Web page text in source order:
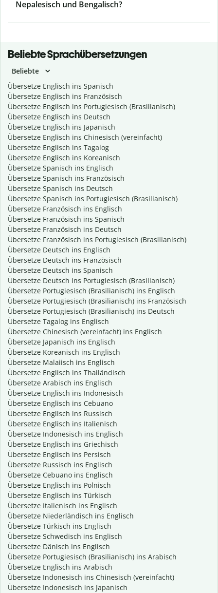
Nepalesisch und Bengalisch?
Beliebte Sprachübersetzungen
Beliebte
Übersetze Englisch ins Spanisch
Übersetze Englisch ins Französisch
Übersetze Englisch ins Portugiesisch (Brasilianisch)
Übersetze Englisch ins Deutsch
Übersetze Englisch ins Japanisch
Übersetze Englisch ins Chinesisch (vereinfacht)
Übersetze Englisch ins Tagalog
Übersetze Englisch ins Koreanisch
Übersetze Spanisch ins Englisch
Übersetze Spanisch ins Französisch
Übersetze Spanisch ins Deutsch
Übersetze Spanisch ins Portugiesisch (Brasilianisch)
Übersetze Französisch ins Englisch
Übersetze Französisch ins Spanisch
Übersetze Französisch ins Deutsch
Übersetze Französisch ins Portugiesisch (Brasilianisch)
Übersetze Deutsch ins Englisch
Übersetze Deutsch ins Französisch
Übersetze Deutsch ins Spanisch
Übersetze Deutsch ins Portugiesisch (Brasilianisch)
Übersetze Portugiesisch (Brasilianisch) ins Englisch
Übersetze Portugiesisch (Brasilianisch) ins Französisch
Übersetze Portugiesisch (Brasilianisch) ins Deutsch
Übersetze Tagalog ins Englisch
Übersetze Chinesisch (vereinfacht) ins Englisch
Übersetze Japanisch ins Englisch
Übersetze Koreanisch ins Englisch
Übersetze Malaiisch ins Englisch
Übersetze Englisch ins Thailändisch
Übersetze Arabisch ins Englisch
Übersetze Englisch ins Indonesisch
Übersetze Englisch ins Cebuano
Übersetze Englisch ins Russisch
Übersetze Englisch ins Italienisch
Übersetze Indonesisch ins Englisch
Übersetze Englisch ins Griechisch
Übersetze Englisch ins Persisch
Übersetze Russisch ins Englisch
Übersetze Cebuano ins Englisch
Übersetze Englisch ins Polnisch
Übersetze Englisch ins Türkisch
Übersetze Italienisch ins Englisch
Übersetze Niederländisch ins Englisch
Übersetze Türkisch ins Englisch
Übersetze Schwedisch ins Englisch
Übersetze Dänisch ins Englisch
Übersetze Portugiesisch (Brasilianisch) ins Arabisch
Übersetze Englisch ins Arabisch
Übersetze Indonesisch ins Chinesisch (vereinfacht)
Übersetze Indonesisch ins Japanisch